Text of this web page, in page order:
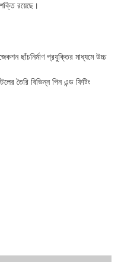
রয়েছে।
ছাঁচনির্মাণ প্রযুক্তির মাধ্যমে উচ্চ
তৈরি বিভিন্ন পিন এন্ড ফিটিং